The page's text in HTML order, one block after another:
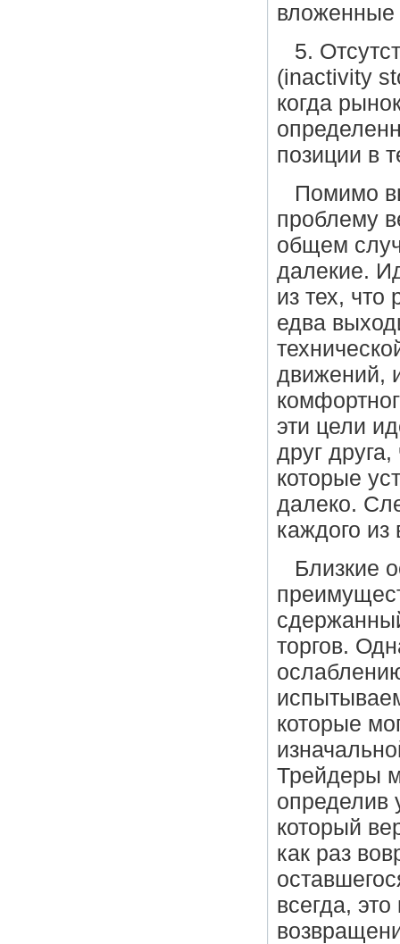
вложенные
5.
(inactivity
когда
позиции в
Помимо
проблему
общем
далекие.
из тех, что
едва
движений,
эти цели
друг
которые
далеко.
каждого из
Близкие
торгов.
которые
Трейдеры
определив
который
как раз
всегда,